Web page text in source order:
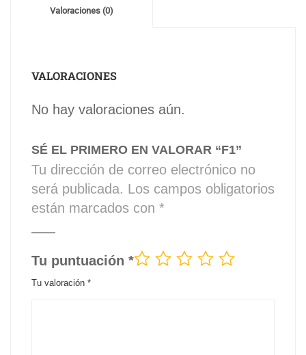
Valoraciones (0)
VALORACIONES
No hay valoraciones aún.
SÉ EL PRIMERO EN VALORAR “F1”
Tu dirección de correo electrónico no
será publicada. Los campos obligatorios
están marcados con *
Tu puntuación *
Tu valoración *